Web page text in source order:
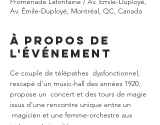
Av. Émile-Duployé, Montréal, QC, Canada
À propos de
l'événement
Ce couple de télépathes  dysfonctionnel,
rescapé d’un music-hall des années 1920,
propose un  concert et des tours de magie
issus d’une rencontre unique entre un
magicien et une femme-orchestre aux